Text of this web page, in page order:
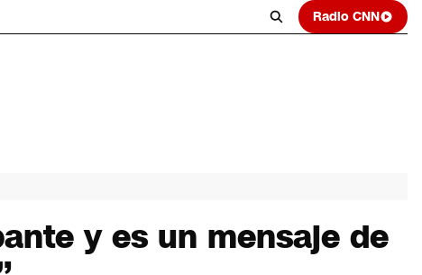
Radio CNN
y es un mensaje de